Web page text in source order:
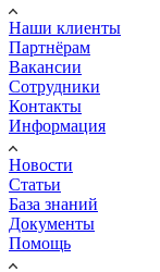
Наши клиенты
Партнёрам
Вакансии
Сотрудники
Контакты
Информация
Новости
Статьи
База знаний
Документы
Помощь